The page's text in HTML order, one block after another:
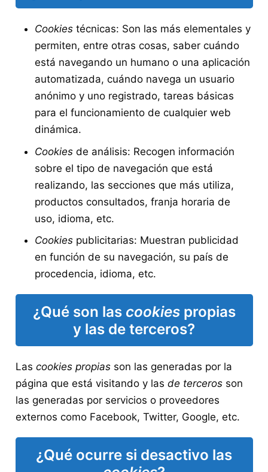
Cookiestécnicas: Son las más elementales y
permiten, entre otras cosas, saber cuándo
está navegando un humano o una aplicación
automatizada, cuándo navega un usuario
anónimo y uno registrado, tareas básicas
para el funcionamiento de cualquier web
dinámica.
Cookiesde análisis: Recogen información
sobre el tipo de navegación que está
realizando, las secciones que más utiliza,
productos consultados, franja horaria de
uso, idioma, etc.
Cookiespublicitarias: Muestran publicidad
en función de su navegación, su país de
procedencia, idioma, etc.
¿Qué son las cookiespropias
y las de terceros?
Las cookies propiasson las generadas por la
página que está visitando y las de tercerosson
las generadas por servicios o proveedores
externos como Facebook, Twitter, Google, etc.
¿Qué ocurre si desactivo las